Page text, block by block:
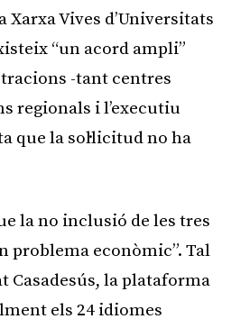
Xarxa Vives d’Universitats
“un acord ampli”
-tant centres
regionals i l’executiu
que la sol·licitud no ha
la no inclusió de les tres
problema econòmic”. Tal
Casadesús, la plataforma
els 24 idiomes